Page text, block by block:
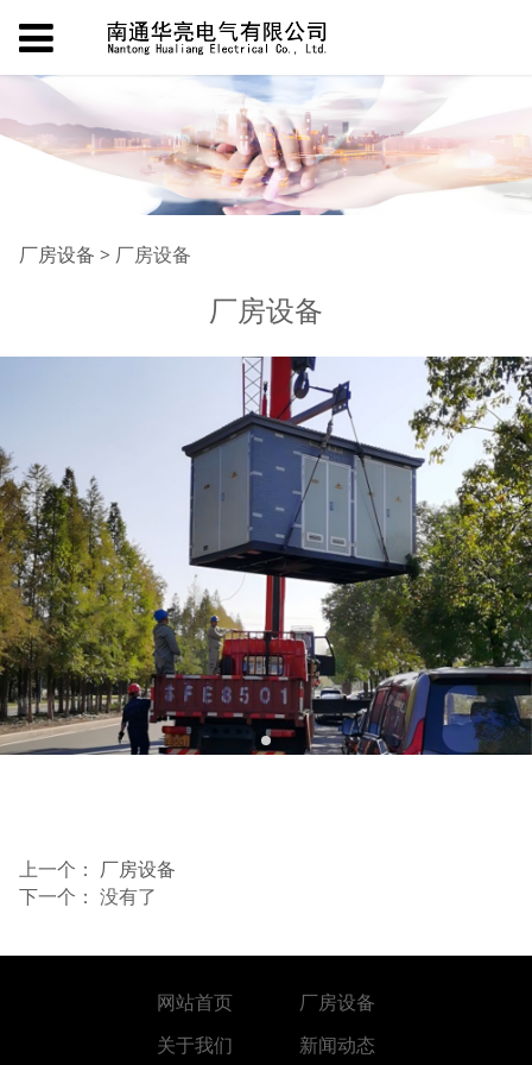
厂房设备
厂房设备 > 厂房设备
厂房设备
上一个： 厂房设备
下一个： 没有了
网站首页
厂房设备
关于我们
新闻动态